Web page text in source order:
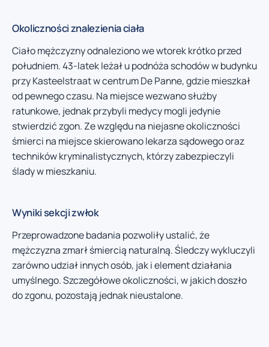
Okoliczności znalezienia ciała
Ciało mężczyzny odnaleziono we wtorek krótko przed
południem. 43-latek leżał u podnóża schodów w budynku
przy Kasteelstraat w centrum De Panne, gdzie mieszkał
od pewnego czasu. Na miejsce wezwano służby
ratunkowe, jednak przybyli medycy mogli jedynie
stwierdzić zgon. Ze względu na niejasne okoliczności
śmierci na miejsce skierowano lekarza sądowego oraz
techników kryminalistycznych, którzy zabezpieczyli
ślady w mieszkaniu.
Wyniki sekcji zwłok
Przeprowadzone badania pozwoliły ustalić, że
mężczyzna zmarł śmiercią naturalną. Śledczy wykluczyli
zarówno udział innych osób, jak i element działania
umyślnego. Szczegółowe okoliczności, w jakich doszło
do zgonu, pozostają jednak nieustalone.